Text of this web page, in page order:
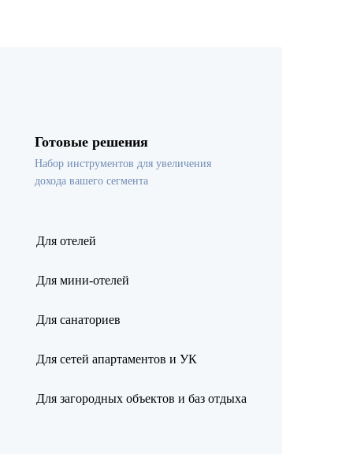
Готовые решения
Набор инструментов для увеличения
дохода вашего сегмента
Для отелей
Для мини-отелей
Для санаториев
Для сетей апартаментов и УК
Для загородных объектов и баз отдыха